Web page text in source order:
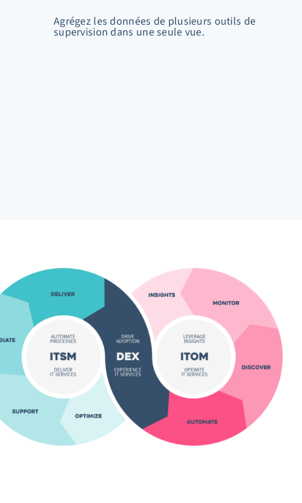
Agrégez les données de plusieurs outils de
supervision dans une seule vue.